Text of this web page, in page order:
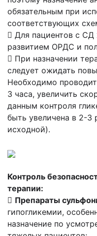
обязательным при
соответствующих
 Для пациентов с СД
развитием ОРДС и
 При назначении
следует ожидать
Необходимо
3 часа, увеличить
данным контроля
быть увеличена в 2-3
исходной).
Контроль
терапии:
 Препараты
гипогликемии,
назначение по